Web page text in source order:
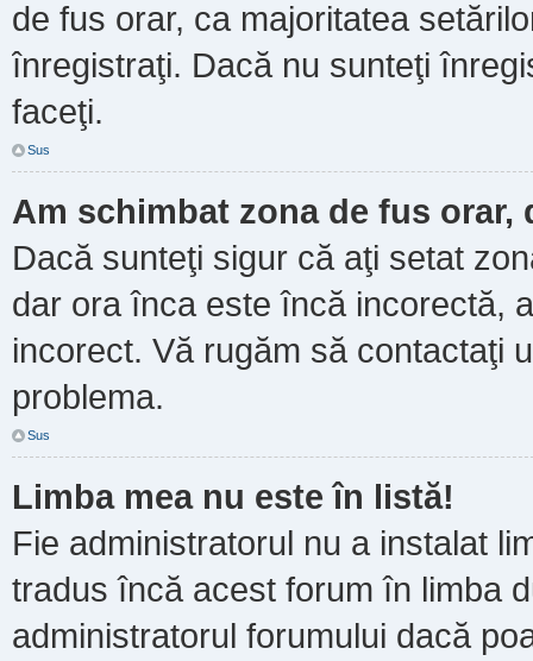
de fus orar, ca majoritatea
înregistraţi. Dacă nu sunteţi
faceţi.
Sus
Am schimbat zona de fus orar,
Dacă sunteţi sigur că aţi setat
dar ora înca este încă incorectă,
incorect. Vă rugăm să contactaţi
problema.
Sus
Limba mea nu este în listă!
Fie administratorul nu a instalat
tradus încă acest forum în limba
administratorul forumului dacă